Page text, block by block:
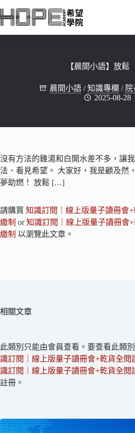
至
【晨間小語】放鬆
晨間小語 /知識專欄 /
2025-08-28
沒有方法的雞湯和白開水差不多，讓
法、看見希望。 大家好，我是顧及然
夢助燃！ 放鬆 […]
請購買 知識訂閱｜線上版量子讀冊會+
繳制 or知識訂閱｜線上版量子讀冊會
繳制 以瀏覽此文章。
相關文章
此類別只能由會員查看。要查看此類
識訂閱｜線上版量子讀冊會+乾貨全閱
識訂閱｜線上版量子讀冊會+乾貨全閱
註冊。